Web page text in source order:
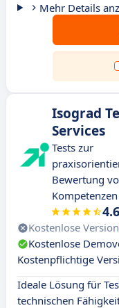
Mehr Details
Isograd
Services
Tests zur
Bewertung
Kompetenzen
4.6
Kostenlose Version
Kostenlose
Kostenpflichtige
Ideale Lösung für
technischen